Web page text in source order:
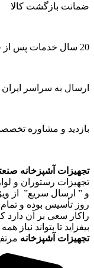
ضمانت بازگشت کالا
20 سال خدمات پس از فروش
ارسال به سراسر ایران
بازدید و مشاوره
تجهیزات آشپزخانه
تجهیزات رستوران و
و ” ارسال سریع” از
روز تأسیس بوده و تمام
راکار سعی بر آن دارد
بیفزاید تا بتواند نیاز
تجهیزات آشپزخانه